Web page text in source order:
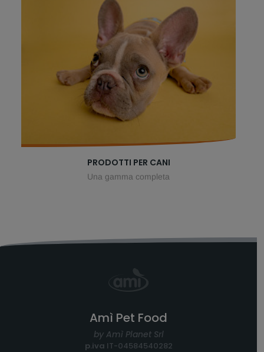
PRODOTTI PER CANI
Una gamma completa
Amì Pet Food
by Amì Planet Srl
p.iva IT-04584540282